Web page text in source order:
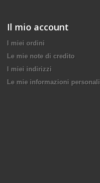
Il mio account
I miei ordini
Le mie note di credito
I miei indirizzi
Le mie informazioni personali